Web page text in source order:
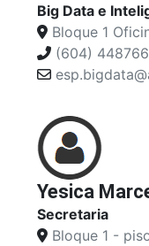
Big Data e
Bloque 1
(604)
Yesica
Secretaria
Bloque 1 -